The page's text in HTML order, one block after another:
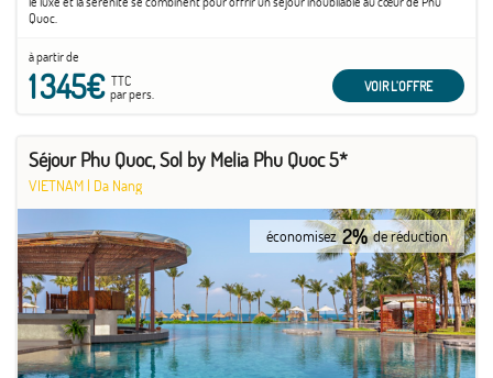
Quoc.
à partir de
1 345€TTC
par pers.
VOIR L'OFFRE
Séjour Phu Quoc, Sol by Melia Phu Quoc 5*
VIETNAM | Da Nang
économisez 2% de réduction